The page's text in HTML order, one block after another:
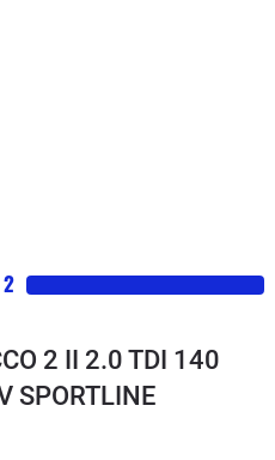
2
2 II 2.0 TDI 140
SPORTLINE